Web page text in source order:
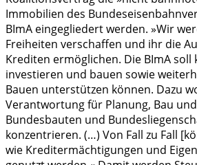
Immobilien des
BImA eingegliedert werden. »Wir
Freiheiten verschaffen und ihr die
Krediten ermöglichen. Die BImA soll
investieren und bauen sowie
Bauen unterstützen können. Dazu
Verantwortung für Planung, Bau
Bundesbauten und
konzentrieren. (…) Von Fall zu Fall
wie Kreditermächtigungen und